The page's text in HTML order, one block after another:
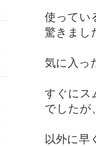
使ってい
驚きまし
気に入っ
すぐにス
でしたが
以外に早